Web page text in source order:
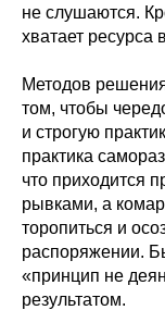
не слушаются.
хватает ресурса
Методов
том, чтобы
и строгую
практика
что приходится
рывками, а
торопиться и
распоряжении.
«принцип не
результатом.